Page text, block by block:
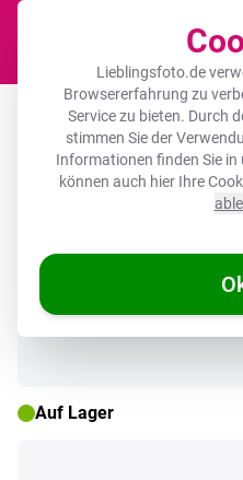
Lieblingsfoto.de
Browsererfahrung zu
Service zu bieten. Durch
stimmen Sie der
Informationen finden Sie in
können auch hier Ihre
Poster mit
Orange -
Auf Lager